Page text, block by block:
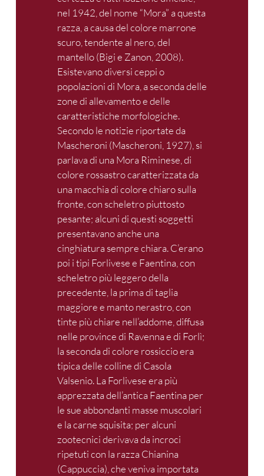
nel 1942, del nome “Mora” a questa
razza, a causa del colore marrone
scuro, tendente al nero, del
mantello (Bigi e Zanon, 2008).
Esistevano diversi ceppi o
popolazioni di Mora, a seconda delle
zone di allevamento e delle
caratteristiche morfologiche.
Secondo le notizie riportate da
Mascheroni (Mascheroni, 1927), si
parlava di una Mora Riminese, di
colore rossastro caratterizzata da
una macchia di colore chiaro sulla
fronte, con scheletro piuttosto
pesante; alcuni di questi soggetti
presentavano anche una
cinghiatura sempre chiara. C’erano
poi i tipi Forlivese e Faentina, con
scheletro più leggero della
precedente, la prima di taglia
maggiore e manto nerastro, con
tinte più chiare nell’addome, diffusa
nelle province di Ravenna e di Forlì;
la seconda di colore rossiccio era
tipica delle colline di Casola
Valsenio. La Forlivese era più
apprezzata dell’antica Faentina per
le sue abbondanti masse muscolari
e la carne squisita; per alcuni
zootecnici derivava da incroci
ripetuti con la razza Chianina
(Cappuccia), che veniva importata